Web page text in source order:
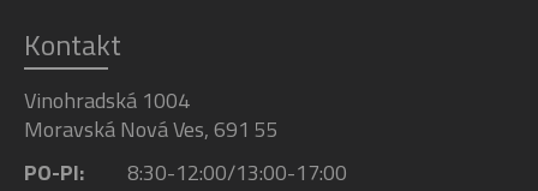
Kontakt
Vinohradská 1004
Moravská Nová Ves, 691 55
PO-PI:
8:30-12:00/13:00-17:00